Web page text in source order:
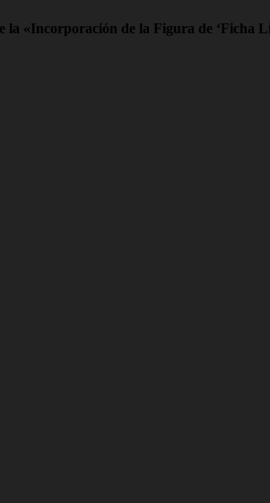
la «Incorporación de la Figura de ‘Ficha